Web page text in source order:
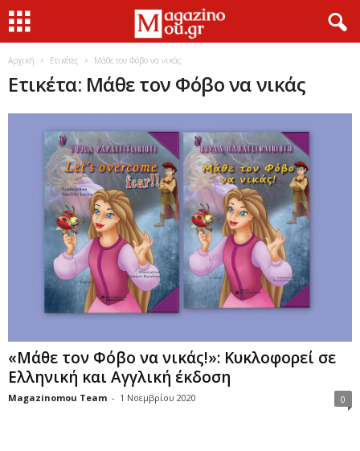
Αρχική Ετικέτες Μάθε τον Φόβο να νικάς
Ετικέτα: Μάθε τον Φόβο να νικάς
«Μάθε τον Φόβο να νικάς!»: Κυκλοφορεί σε
Ελληνική και Αγγλική έκδοση
Magazinomou Team - 1 Νοεμβρίου 2020 0